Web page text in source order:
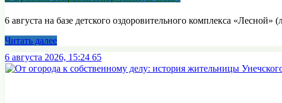
6 августа на базе детского оздоровительного комплекса «Лесной»
Читать далее
6 августа 2026, 15:24 65